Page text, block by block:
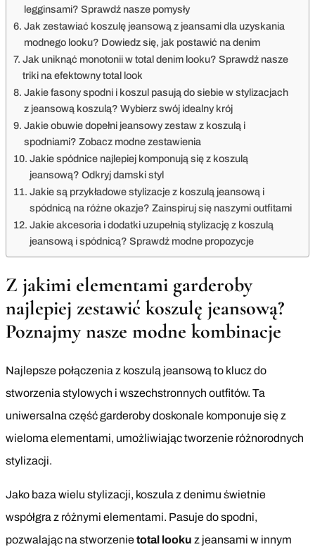
legginsami? Sprawdź nasze pomysły
Jak zestawiać koszulę jeansową z jeansami dla uzyskania
modnego looku? Dowiedz się, jak postawić na denim
Jak uniknąć monotonii w total denim looku? Sprawdź nasze
triki na efektowny total look
Jakie fasony spodni i koszul pasują do siebie w stylizacjach
z jeansową koszulą? Wybierz swój idealny krój
Jakie obuwie dopełni jeansowy zestaw z koszulą i
spodniami? Zobacz modne zestawienia
Jakie spódnice najlepiej komponują się z koszulą
jeansową? Odkryj damski styl
Jakie są przykładowe stylizacje z koszulą jeansową i
spódnicą na różne okazje? Zainspiruj się naszymi outfitami
Jakie akcesoria i dodatki uzupełnią stylizację z koszulą
jeansową i spódnicą? Sprawdź modne propozycje
Z jakimi elementami garderoby
najlepiej zestawić koszulę jeansową?
Poznajmy nasze modne kombinacje
Najlepsze połączenia z koszulą jeansową to klucz do
stworzenia stylowych i wszechstronnych outfitów. Ta
uniwersalna część garderoby doskonale komponuje się z
wieloma elementami, umożliwiając tworzenie różnorodnych
stylizacji.
Jako baza wielu stylizacji, koszula z denimu świetnie
współgra z różnymi elementami. Pasuje do spodni,
pozwalając na stworzenietotal looku z jeansami w innym